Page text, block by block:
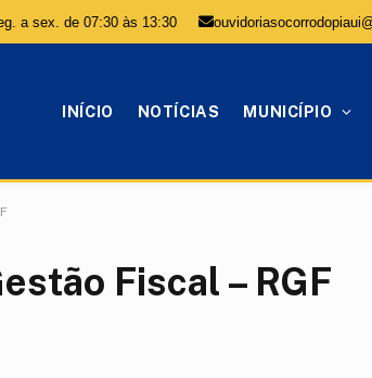
a sex. de 07:30 às 13:30
INÍCIO NOTÍCIAS MUNICÍPIO
Fiscal – RGF